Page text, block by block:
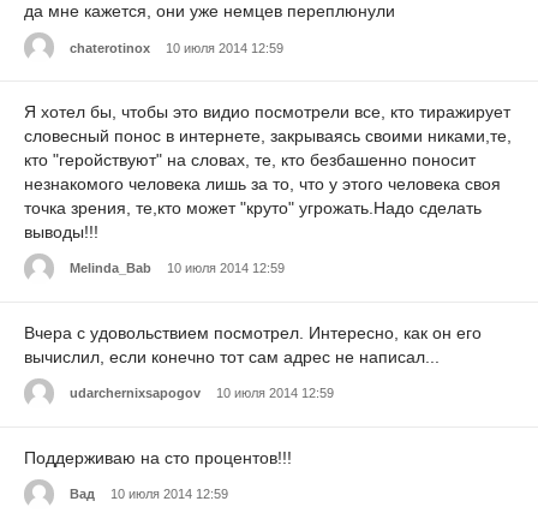
да мне кажется, они уже немцев переплюнули
chaterotinox 10 июля 2014 12:59
Я хотел бы, чтобы это видио посмотрели все, кто тиражирует
словесный понос в интернете, закрываясь своими никами,те,
кто "геройствуют" на словах, те, кто безбашенно поносит
незнакомого человека лишь за то, что у этого человека своя
точка зрения, те,кто может "круто" угрожать.Надо сделать
выводы!!!
Melinda_Bab 10 июля 2014 12:59
Вчера с удовольствием посмотрел. Интересно, как он его
вычислил, если конечно тот сам адрес не написал...
udarchernixsapogov 10 июля 2014 12:59
Поддерживаю на сто процентов!!!
Вад 10 июля 2014 12:59